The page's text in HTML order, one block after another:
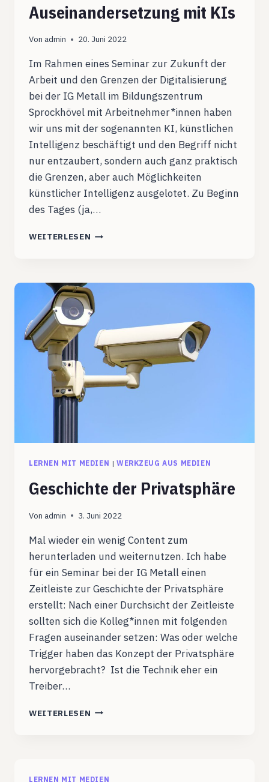
Auseinandersetzung mit KIs
Von admin 20. Juni 2022
Im Rahmen eines Seminar zur Zukunft der
Arbeit und den Grenzen der Digitalisierung
bei der IG Metall im Bildungszentrum
Sprockhövel mit Arbeitnehmer*innen haben
wir uns mit der sogenannten KI, künstlichen
Intelligenz beschäftigt und den Begriff nicht
nur entzaubert, sondern auch ganz praktisch
die Grenzen, aber auch Möglichkeiten
künstlicher Intelligenz ausgelotet. Zu Beginn
des Tages (ja,…
WEITERLESEN LERNEINHEIT
MIT
KIS
LERNEN MIT MEDIEN | WERKZEUG AUS MEDIEN
Geschichte der Privatsphäre
Von admin 3. Juni 2022
Mal wieder ein wenig Content zum
herunterladen und weiternutzen. Ich habe
für ein Seminar bei der IG Metall einen
Zeitleiste zur Geschichte der Privatsphäre
erstellt: Nach einer Durchsicht der Zeitleiste
sollten sich die Kolleg*innen mit folgenden
Fragen auseinander setzen: Was oder welche
Trigger haben das Konzept der Privatsphäre
hervorgebracht? Ist die Technik eher ein
Treiber…
WEITERLESEN GESCHICHTE
LERNEN MIT MEDIEN